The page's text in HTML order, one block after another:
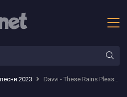
2023 Davvi - These Rains Please Me